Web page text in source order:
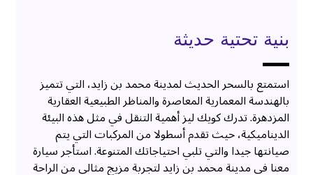
بنية تحتية حديثة
استمتع بالسحر الحديث لمدينة محمد بن زايد، التي تتميز
بالهندسة المعمارية المعاصرة والمناظر الطبيعية العقارية
المزدهرة. تدرك كويك ليز أهمية التنقل في مثل هذه البيئة
الديناميكية، حيث تقدم أسطولا من المركبات التي يتم
صيانتها جيدا والتي تلبي احتياجاتك المتنوعة. استأجر سيارة
معنا في مدينة محمد بن زايد لتجربة مزيج مثالي من الراحة